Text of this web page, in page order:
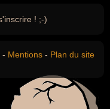
! ;-)
- Mentions - Plan du site